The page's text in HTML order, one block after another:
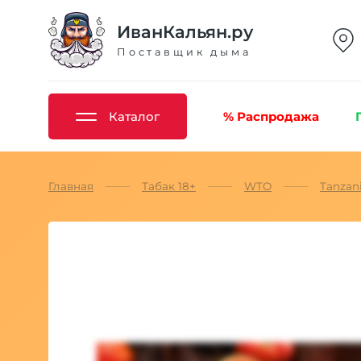
ИванКальян.ру
Поставщик дыма
Каталог % Распродажа
Главная Табак 18+ WTO